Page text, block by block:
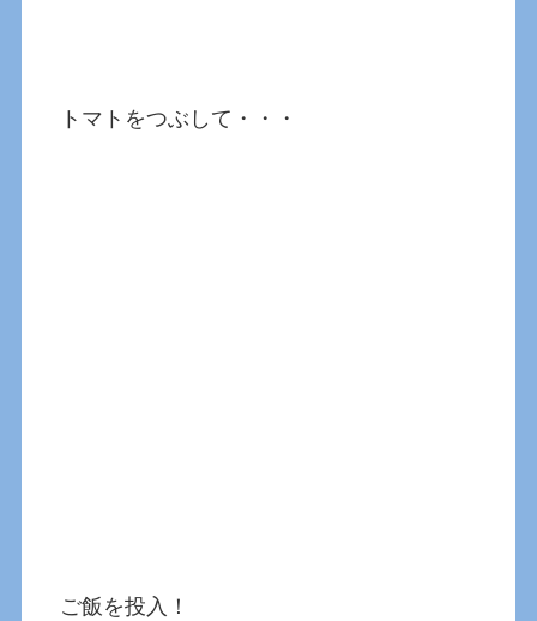
トマトをつぶして・・・
ご飯を投入！